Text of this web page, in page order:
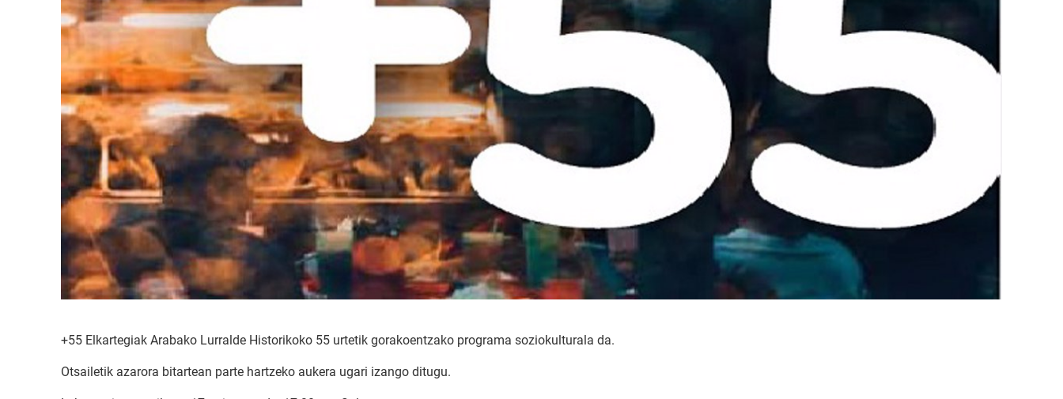
+55 Elkartegiak Arabako Lurralde Historikoko 55 urtetik gorakoentzako programa soziokulturala da.
Otsailetik azarora bitartean parte hartzeko aukera ugari izango ditugu.